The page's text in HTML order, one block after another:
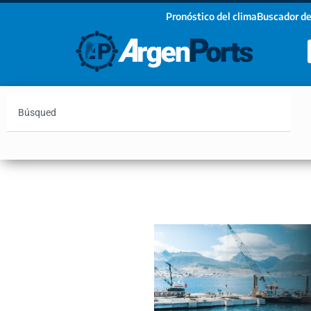
Pronóstico del climaBuscador
¡Sumate a nuestro Newsletter!
Email
Estoy de acuerdo con las condiciones y políticas